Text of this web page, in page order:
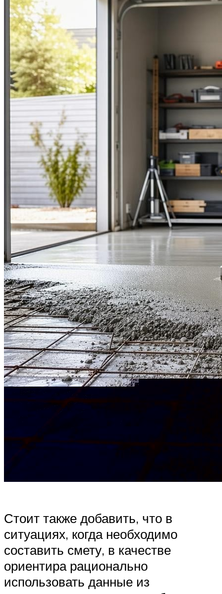
Стоит также добавить, что в
ситуациях, когда необходимо
составить смету, в качестве
ориентира рационально
использовать данные из